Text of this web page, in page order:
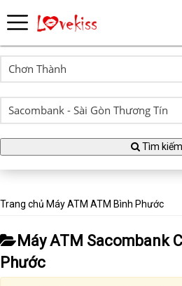
Tìm kiếm
Trang chủ Máy ATM ATM Bình Phước
Máy ATM Sacombank
Phước